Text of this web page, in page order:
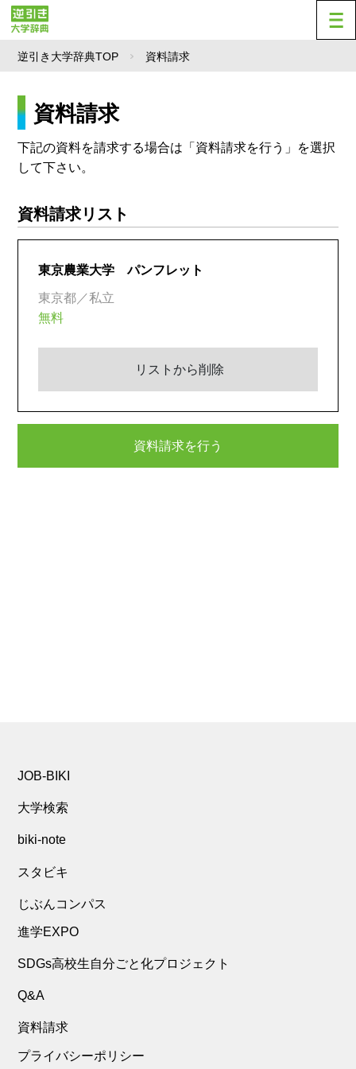
逆引き大学辞典TOP 資料請求
資料請求
下記の資料を請求する場合は「資料請求を行う」を選択
して下さい。
資料請求リスト
東京農業大学 パンフレット
東京都／私立
無料
リストから削除
資料請求を行う
JOB-BIKI
大学検索
biki-note
スタビキ
じぶんコンパス
進学EXPO
SDGs高校生自分ごと化プロジェクト
Q&A
資料請求
プライバシーポリシー